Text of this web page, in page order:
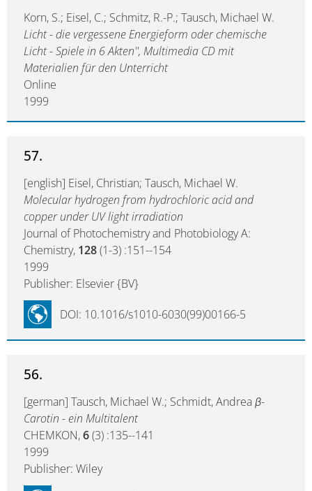
Korn, S.; Eisel, C.; Schmitz, R.-P.; Tausch, Michael W.
Licht - die vergessene Energieform oder chemische
Licht - Spiele in 6 Akten'', Multimedia CD mit
Materialien für den Unterricht
Online
1999
57.
[english] Eisel, Christian; Tausch, Michael W.
Molecular hydrogen from hydrochloric acid and
copper under UV light irradiation
Journal of Photochemistry and Photobiology A:
Chemistry, 128(1-3) :151--154
1999
Publisher: Elsevier {BV}
DOI: 10.1016/s1010-6030(99)00166-5
56.
[german] Tausch, Michael W.; Schmidt, Andreaβ-
Carotin - ein Multitalent
CHEMKON,6(3) :135--141
1999
Publisher: Wiley